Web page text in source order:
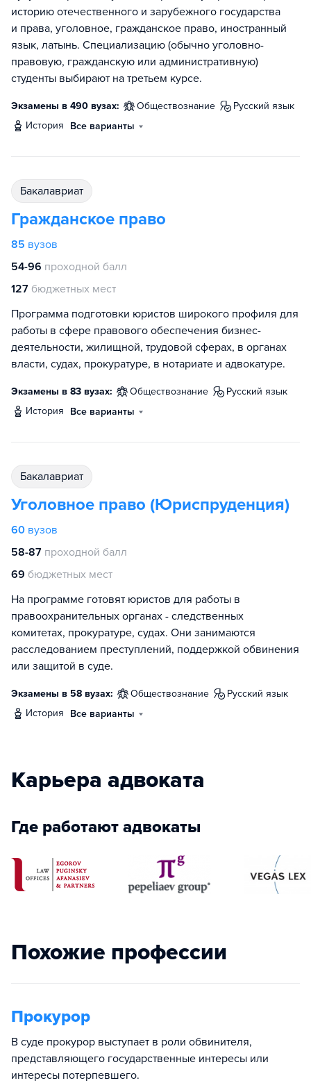
историю отечественного и зарубежного государства
и права, уголовное, гражданское право, иностранный
язык, латынь. Специализацию (обычно уголовно-
правовую, гражданскую или административную)
студенты выбирают на третьем курсе.
Экзамены в 490 вузах: обществознание
русский язык
история
Все варианты
бакалавриат
Гражданское право
85 вузов
54-96 проходной балл
127 бюджетных мест
Программа подготовки юристов широкого профиля для
работы в сфере правового обеспечения бизнес-
деятельности, жилищной, трудовой сферах, в органах
власти, судах, прокуратуре, в нотариате и адвокатуре.
Экзамены в 83 вузах: обществознание
русский язык
история
Все варианты
бакалавриат
Уголовное право (Юриспруденция)
60 вузов
58-87 проходной балл
69 бюджетных мест
На программе готовят юристов для работы в
правоохранительных органах - следственных
комитетах, прокуратуре, судах. Они занимаются
расследованием преступлений, поддержкой обвинения
или защитой в суде.
Экзамены в 58 вузах: обществознание
русский язык
история
Все варианты
Карьера адвоката
Где работают адвокаты
Похожие профессии
Прокурор
В суде прокурор выступает в роли обвинителя,
представляющего государственные интересы или
интересы потерпевшего.